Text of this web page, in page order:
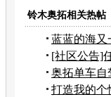
3千
铃木奥拓相关热帖
蓝蓝的海又
的详细过程
[社区公告]
竹
奥拓单车自
打造我的个